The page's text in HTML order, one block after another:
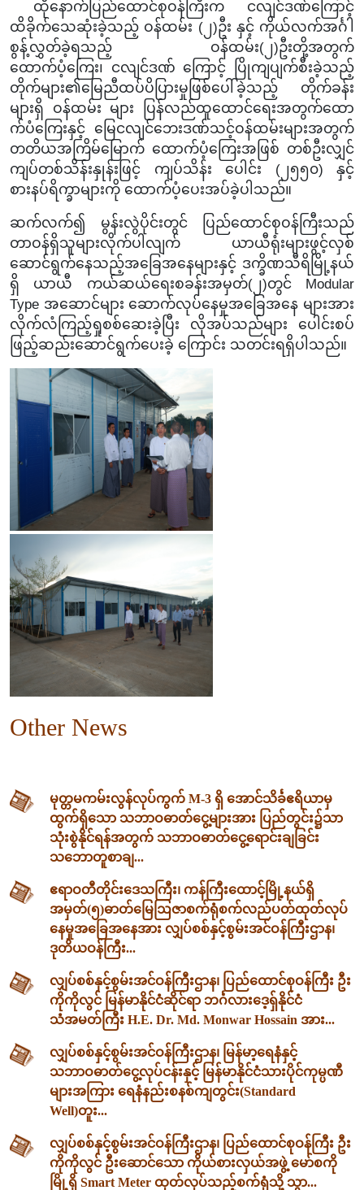
ထိုနောက်ပြည်ထောင်စုဝန်ကြီးက ငလျင်ဒဏ်ကြောင့်
ထိခိုက်သေဆုံးခဲ့သည့် ဝန်ထမ်း (၂)ဦး နှင့် ကိုယ်လက်အင်္ဂါ
စွန့်လွှတ်ခဲ့ရသည့် ဝန်ထမ်း(၂)ဦးတို့အတွက်
ထောက်ပံ့ကြေး၊ ငလျင်ဒဏ် ကြောင့် ပြိုကျပျက်စီးခဲ့သည့်
တိုက်များ၏မြေညီထပ်ပိပြားမှုဖြစ်ပေါ်ခဲ့သည့် တိုက်ခန်း
များရှိ ဝန်ထမ်း များ ပြန်လည်ထူထောင်ရေးအတွက်ထော
က်ပံကြေးနှင့် မြေငလျင်ဘေးဒဏ်သင့်ဝန်ထမ်းများအတွက်
တတိယအကြိမ်မြောက် ထောက်ပံ့ကြေးအဖြစ် တစ်ဦးလျှင်
ကျပ်တစ်သိန်းနှုန်းဖြင့် ကျပ်သိန်း ပေါင်း (၂၅၅၀) နှင့်
စားနပ်ရိက္ခာများကို ထောက်ပံ့ပေးအပ်ခဲ့ပါသည်။
ဆက်လက်၍ မွန်းလွဲပိုင်းတွင် ပြည်ထောင်စုဝန်ကြီးသည်
တာဝန်ရှိသူများလိုက်ပါလျက် ယာယီရုံးများဖွင့်လှစ်
ဆောင်ရွက်နေသည့်အခြေအနေများနှင့် ဒက္ခိဏသီရိမြို့နယ်
ရှိ ယာယီ ကယ်ဆယ်ရေးစခန်းအမှတ်(၂)တွင် Modular
Type အဆောင်များ ဆောက်လုပ်နေမှုအခြေအနေ များအား
လိုက်လံကြည့်ရှုစစ်ဆေးခဲ့ပြီး လိုအပ်သည်များ ပေါင်းစပ်
ဖြည့်ဆည်းဆောင်ရွက်ပေးခဲ့ ကြောင်း သတင်းရရှိပါသည်။
Other News
မုတ္တမကမ်းလွန်လုပ်ကွက် M-3 ရှိ အောင်သိင်္ခဧရိယာမှ
ထွက်ရှိသော သဘာဝဓာတ်ငွေ့များအား ပြည်တွင်း၌သာ
သုံးစွဲနိုင်ရန်အတွက် သဘာဝဓာတ်ငွေ့ရောင်းချခြင်း
သဘောတူစာချ...
ဧရာဝတီတိုင်းဒေသကြီး၊ ကန်ကြီးထောင့်မြို့နယ်ရှိ
အမှတ်(၅)ဓာတ်မြေဩဇာစက်ရုံစက်လည်ပတ်ထုတ်လုပ်
နေမှုအခြေအနေအား လျှပ်စစ်နှင့်စွမ်းအင်ဝန်ကြီးဌာန၊
ဒုတိယဝန်ကြီး...
လျှပ်စစ်နှင့်စွမ်းအင်ဝန်ကြီးဌာန၊ ပြည်ထောင်စုဝန်ကြီး ဦး
ကိုကိုလွင် မြန်မာနိုင်ငံဆိုင်ရာ ဘင်္ဂလားဒေ့ရှ်နိုင်ငံ
သံအမတ်ကြီး H.E. Dr. Md. Monwar Hossain အား...
လျှပ်စစ်နှင့်စွမ်းအင်ဝန်ကြီးဌာန၊ မြန်မာ့ရေနံနှင့်
သဘာဝဓာတ်ငွေ့လုပ်ငန်းနှင့် မြန်မာနိုင်ငံသားပိုင်ကုမ္ပဏီ
များအကြား ရေနံနည်းစနစ်ကျတွင်း(Standard
Well)တူး...
လျှပ်စစ်နှင့်စွမ်းအင်ဝန်ကြီးဌာန၊ ပြည်ထောင်စုဝန်ကြီး ဦး
ကိုကိုလွင် ဦးဆောင်သော ကိုယ်စားလှယ်အဖွဲ့ မော်စကို
မြို့ရှိ Smart Meter ထုတ်လုပ်သည့်စက်ရုံသို့ သွာ...